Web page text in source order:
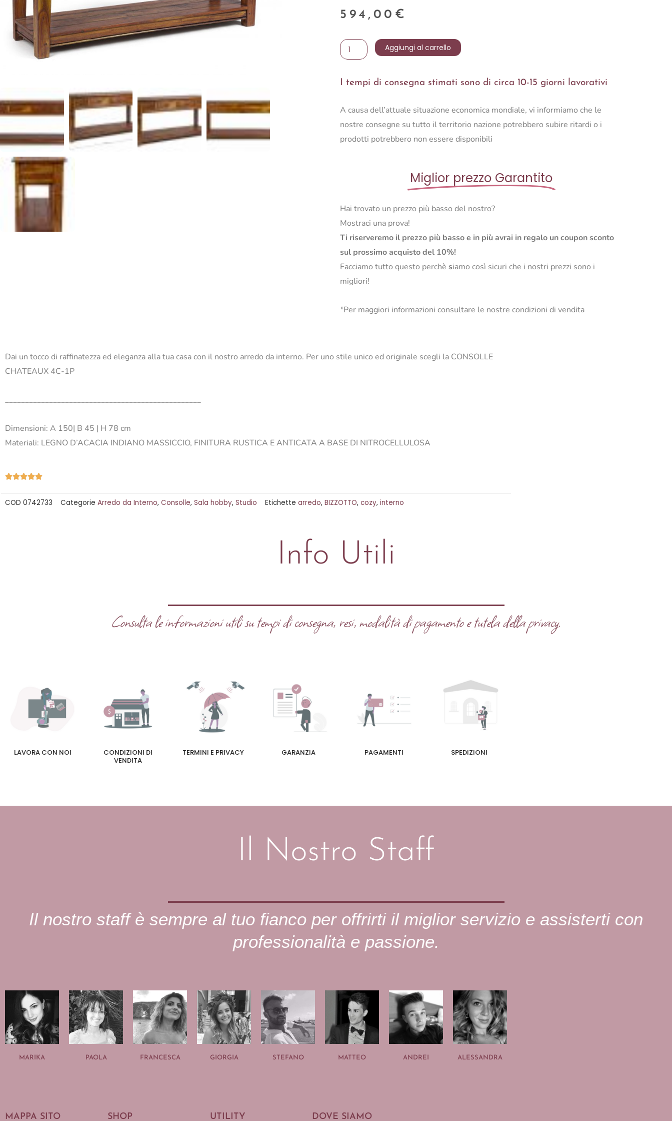
594,00 €
CONSOLLE
CHATEAUX
1P
Aggiungi al carrello
I tempi di consegna stimati sono di circa 10-15 giorni lavorativi
A causa dell’attuale situazione economica mondiale, vi informiamo che le
nostre consegne su tutto il territorio nazione potrebbero subire ritardi o i
prodotti potrebbero non essere disponibili
Miglior prezzo Garantito
Hai trovato un prezzo più basso del nostro?
Mostraci una prova!
Ti riserveremo il prezzo più basso e in più avrai in regalo un coupon sconto
sul prossimo acquisto del 10%!
Facciamo tutto questo perchè siamo così sicuri che i nostri prezzi sono i
migliori!
*Per maggiori informazioni consultare le nostre condizioni di vendita
Dai un tocco di raffinatezza ed eleganza alla tua casa con il nostro arredo da interno. Per uno stile unico ed originale scegli la CONSOLLE
CHATEAUX 4C-1P
_________________________________________________
Dimensioni: A 150| B 45 | H 78 cm
Materiali: LEGNO D’ACACIA INDIANO MASSICCIO, FINITURA RUSTICA E ANTICATA A BASE DI NITROCELLULOSA
Valutazione
su
COD 0742733 Categorie Arredo da Interno, Consolle, Sala hobby, Studio Etichette arredo, BIZZOTTO, cozy, interno
Info Utili
Consulta le informazioni utili su tempi di consegna, resi, modalità di pagamento e tutela della privacy.
LAVORA CON NOI
CONDIZIONI DI
VENDITA
TERMINI E PRIVACY GARANZIA PAGAMENTI SPEDIZIONI
Il Nostro Staff
Il nostro staff è sempre al tuo fianco per offrirti il miglior servizio e assisterti con
professionalità e passione.
MARIKA PAOLA FRANCESCA GIORGIA STEFANO MATTEO ANDREI ALESSANDRA
MAPPA SITO SHOP UTILITY DOVE SIAMO